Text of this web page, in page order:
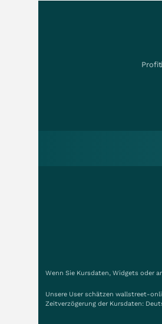
Wenn Sie Kursdaten, Widgets oder
Unsere User schätzen wallstreet-
Zeitverzögerung der Kursdaten: